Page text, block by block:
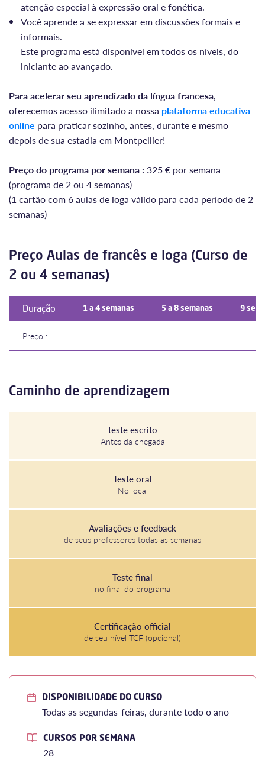
atenção especial à expressão oral e fonética.
Você aprende a se expressar em discussões formais e
informais.
Este programa está disponível em todos os níveis, do
iniciante ao avançado.
Para acelerar seu aprendizado da língua francesa,
oferecemos acesso ilimitado a nossa plataforma educativa
online para praticar sozinho, antes, durante e mesmo
depois de sua estadia em Montpellier!
Preço do programa por semana :325 € por semana
(programa de 2 ou 4 semanas)
(1 cartão com 6 aulas de ioga válido para cada período de 2
semanas)
Preço Aulas de francês e Ioga (Curso de
2 ou 4 semanas)
Duração 1 a 4 semanas 5 a 8 semanas 9
Preço :
Caminho de aprendizagem
teste escrito
Antes da chegada
Teste oral
No local
Avaliações e feedback
de seus professores todas as semanas
Teste final
no final do programa
Certificação official
de seu nível TCF (opcional)
DISPONIBILIDADE DO CURSO
Todas as segundas-feiras, durante todo o ano
CURSOS POR SEMANA
28